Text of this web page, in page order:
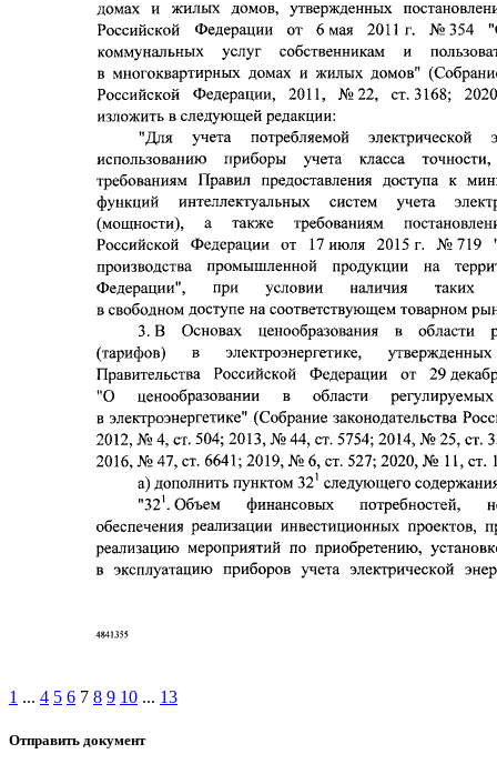
1 ... 4 5 6 7 8 9 10 ... 13
Отправить документ